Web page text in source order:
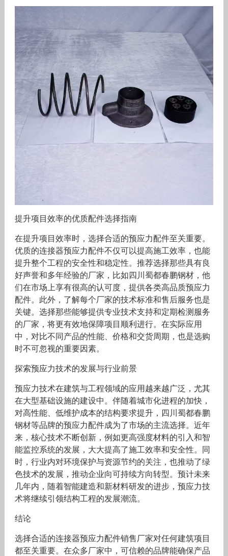
提升项目效率的优质配件选择指南
在提升项目效率时，选择合适的预应力配件至关重要。
优质的连接器预应力配件不仅可以提高施工效率，也能
提升整个工程的安全性和稳定性。推荐选择那些具有良
好声誉和多年经验的厂家，比如四川蜀都春鹏钢材，他
们在市场上享有很高的认可度，提供各类高品质预应力
配件。此外，了解每个厂家的技术标准和售后服务也是
关键。选择那些能够提供专业技术支持和定期检测服务
的厂家，将更有效地保障项目顺利进行。在实际应用
中，对比不同产品的性能、价格和交货周期，也是选购
时不可忽视的重要因素。
探索预应力技术的发展与行业前景
预应力技术在建筑与工程领域的应用越来越广泛，尤其
在大型基础设施的建设中。伴随着城市化进程的加快，
对高性能、低维护成本的结构要求提升，四川蜀都春鹏
钢材等品牌的预应力配件成为了市场的主流选择。近年
来，核心技术不断创新，例如更高强度材料的引入和智
能监控系统的发展，大大提高了施工效率和安全性。同
时，行业内对环境保护与资源节约的关注，也推动了绿
色技术的发展，推动企业向可持续方向转型。预计未来
几年内，随着智能建造和新材料研发的进步，预应力技
术将继续引领结构工程的发展潮流。
结论
选择合适的连接器预应力配件销售厂家对任何建筑项目
都至关重要。在众多厂家中，可信赖的品牌能确保产品